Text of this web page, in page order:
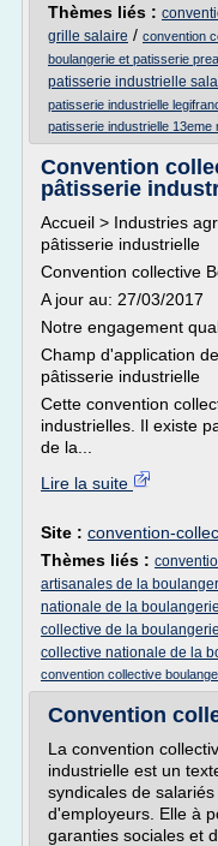
Thèmes liés :
grille salaire / convention
boulangerie et patisserie
patisserie industrielle
patisserie industrielle
patisserie industrielle 13eme
Convention
pâtisserie
Accueil > Industries
pâtisserie industrielle
Convention collective
A jour au: 27/03/2017
Notre engagement
Champ d'application
pâtisserie industrielle
Cette convention
industrielles. Il existe
de la...
Lire la suite
Site : convention-
Thèmes liés :
artisanales de la
nationale de la
collective de la
collective nationale de la
convention collective
Convention
La convention
industrielle est un
syndicales de
d'employeurs. Elle à
garanties sociales et